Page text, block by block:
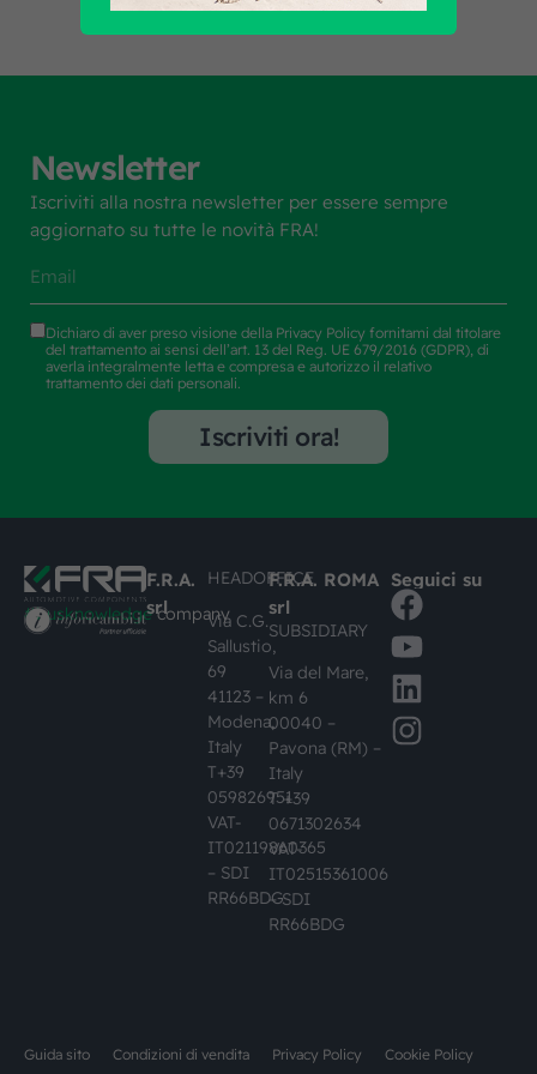
Newsletter
Iscriviti alla nostra newsletter per essere sempre
aggiornato su tutte le novità FRA!
Dichiaro di aver preso visione della Privacy Policy fornitami dal titolare
del trattamento ai sensi dell’art. 13 del Reg. UE 679/2016 (GDPR), di
averla integralmente letta e compresa e autorizzo il relativo
trattamento dei dati personali.
Iscriviti ora!
#busknowledgecompany
F.R.A.
srl
HEADOFFICE
Via C.G.
Sallustio,
69
41123 –
Modena,
Italy
T+39
059826951
VAT-
IT02119860365
– SDI
RR66BDG
F.R.A. ROMA
srl
SUBSIDIARY
Via del Mare,
km 6
00040 –
Pavona (RM) –
Italy
T +39
0671302634
VAT-
IT02515361006
– SDI
RR66BDG
Seguici su
Guida sito Condizioni di vendita Privacy Policy Cookie Policy